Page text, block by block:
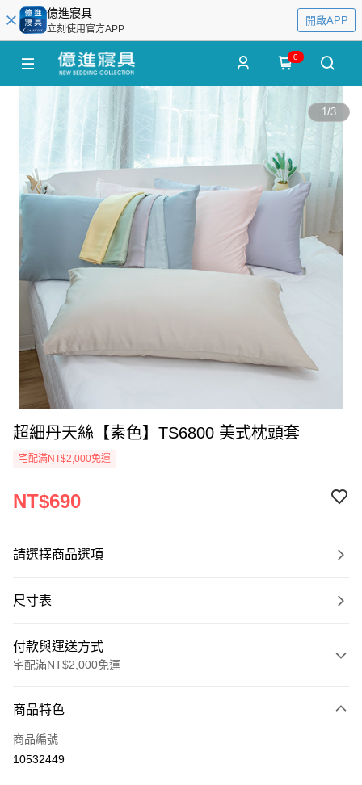
億進寢具
立刻使用官方APP
開啟APP
0
1/3
超細丹天絲【素色】TS6800 美式枕頭套
宅配滿NT$2,000免運
NT$690
請選擇商品選項
尺寸表
付款與運送方式
宅配滿NT$2,000免運
信用卡一次付款
信用卡分期付款
商品特色
商品編號
10532449